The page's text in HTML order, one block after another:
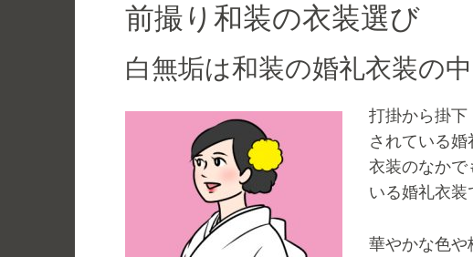
前撮り和装の衣装選び
白無垢は和装の婚礼衣装の
打掛から掛下
されている
衣装のなかで
いる婚礼衣装
華やかな色や